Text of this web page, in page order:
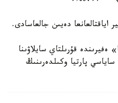
اياقتالعانعا دەيىن جالعاسادى.
قۇرىلتاي سايلاۋىنا
پارتيا وكىلدەرىنىڭ